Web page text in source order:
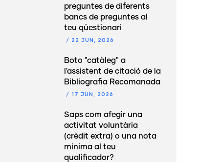
preguntes de diferents
bancs de preguntes al
teu qüestionari
/ 22 JUN, 2026
Boto "catàleg" a
l'assistent de citació de la
Bibliografia Recomanada
/ 17 JUN, 2026
Saps com afegir una
activitat voluntària
(crèdit extra) o una nota
mínima al teu
qualificador?